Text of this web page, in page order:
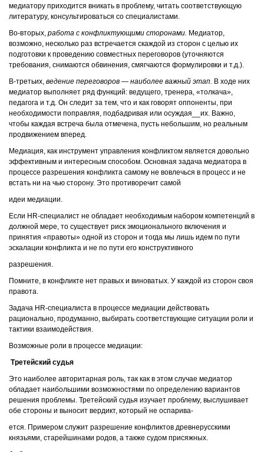
медиатору приходится вникать в проблему, читать соответствующую
литературу, консультироваться со специалистами.
Во-вторых, работа с конфликтующими сторонами. Медиатор,
возможно, несколько раз встречается скаждой из сторон с целью их
подготовки к проведению совместных переговоров (уточняются
требования, снимаются обвинения, смягчаются формулировки и т.д.).
В-третьих, ведение переговоров — наиболее важный этап. В ходе них
медиатор выполняет ряд функций: ведущего, тренера, «толкача»,
педагога и т.д. Он следит за тем, что и как говорят оппоненты, при
необходимости поправляя, подбадривая или осуждая__их. Важно,
чтобы каждая встреча была отмечена, пусть небольшим, но реальным
продвижением вперед.
Медиация, как инструмент управления конфликтом является довольно
эффективным и интересным способом. Основная задача медиатора в
процессе разрешения конфликта самому не вовлечься в процесс и не
встать ни на чью сторону. Это противоречит самой
идеи медиации.
Если HR-специалист не обладает необходимым набором компетенций в
должной мере, то существует риск эмоционального включения и
принятия «правоты» одной из сторон и тогда мы лишь идем по пути
эскалации конфликта и не по пути его конструктивного
разрешения.
Помните, в конфликте нет правых и виноватых. У каждой из сторон своя
правота.
Задача HR-специалиста в процессе медиации действовать
рационально, продуманно, выбирать соответствующие ситуации роли и
тактики взаимодействия.
Возможные роли в процессе медиации:
Третейский судья
Это наиболее авторитарная роль, так как в этом случае медиатор
обладает наибольшими возможностями по определению вариантов
решения проблемы. Третейский судья изучает проблему, выслушивает
обе стороны и выносит вердикт, который не оспарива-
ется. Примером служит разрешение конфликтов древнерусскими
князьями, старейшинами родов, а также судом присяжных.